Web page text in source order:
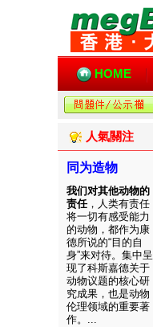
HOME
人氣關注
同为造物
我们对其他动物的
责任，人类有责任
将一切有感受能力
的动物，都作为康
德所说的“目的自
身”来对待。集中呈
现了科斯嘉德关于
动物议题的核心研
究成果，也是动物
伦理领域的重要著
作。...